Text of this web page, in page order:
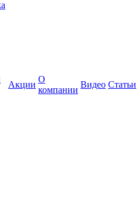
Акции
О
компании
Видео Статьи